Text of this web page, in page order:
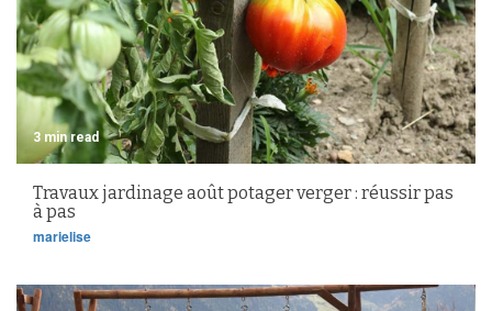
3 min read
Travaux jardinage août potager verger : réussir pas
à pas
marielise